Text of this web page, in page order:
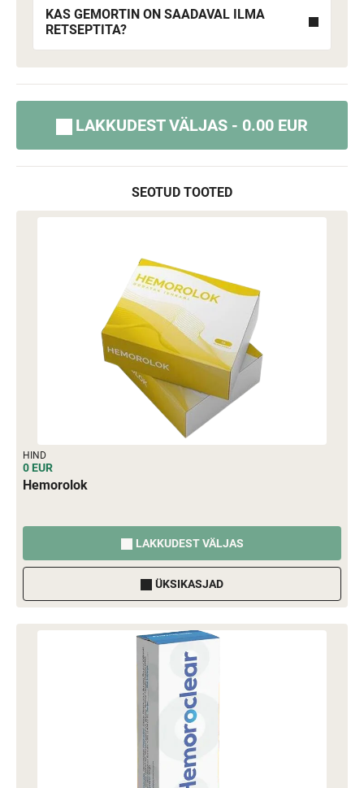
KAS GEMORTIN ON SAADAVAL ILMA
RETSEPTITA?
LAKKUDEST VÄLJAS - 0.00 EUR
SEOTUD TOOTED
HIND
0 EUR
Hemorolok
LAKKUDEST VÄLJAS
ÜKSIKASJAD